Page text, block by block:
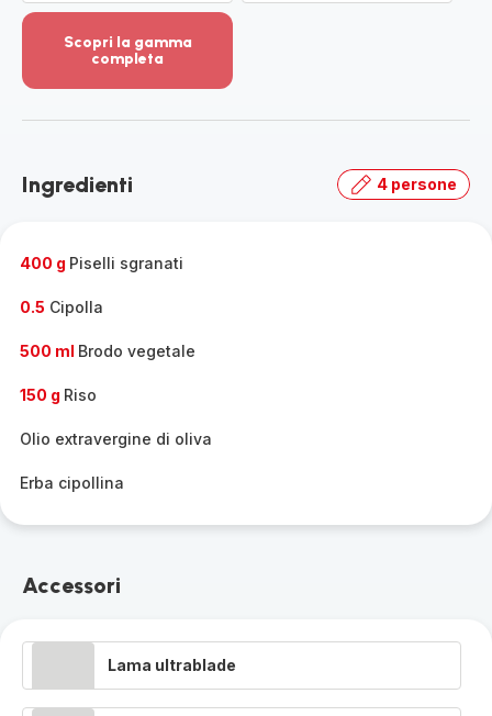
Scopri la gamma
completa
dettagli
la
Ingredienti 4 persone
400 g Piselli sgranati
0.5 Cipolla
500 ml Brodo vegetale
150 g Riso
Olio extravergine di oliva
Erba cipollina
Accessori
Lama ultrablade